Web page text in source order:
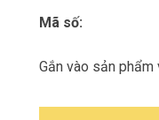
Mã số:
Gắn vào sản